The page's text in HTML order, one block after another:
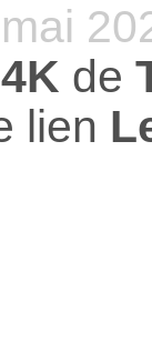
4K de
lien